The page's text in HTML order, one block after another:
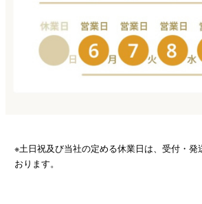
※土日祝及び当社の定める休業日は、受付・発
おります。